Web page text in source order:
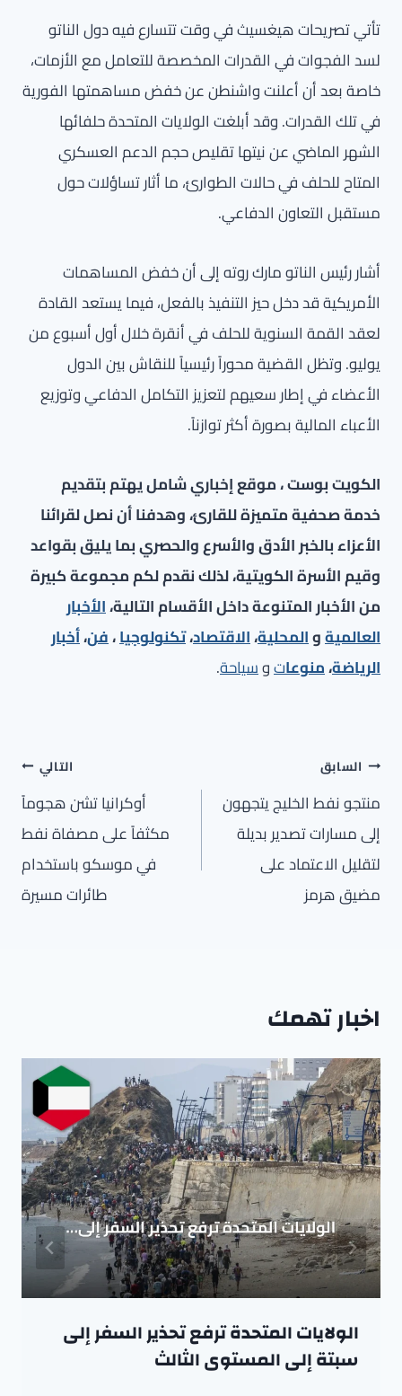
تأتي تصريحات هيغسيث في وقت تتسارع فيه دول الناتو
لسد الفجوات في القدرات المخصصة للتعامل مع الأزمات،
خاصة بعد أن أعلنت واشنطن عن خفض مساهمتها الفورية
في تلك القدرات. وقد أبلغت الولايات المتحدة حلفائها
الشهر الماضي عن نيتها تقليص حجم الدعم العسكري
المتاح للحلف في حالات الطوارئ، ما أثار تساؤلات حول
مستقبل التعاون الدفاعي.
أشار رئيس الناتو مارك روته إلى أن خفض المساهمات
الأمريكية قد دخل حيز التنفيذ بالفعل، فيما يستعد القادة
لعقد القمة السنوية للحلف في أنقرة خلال أول أسبوع من
يوليو. وتظل القضية محوراً رئيسياً للنقاش بين الدول
الأعضاء في إطار سعيهم لتعزيز التكامل الدفاعي وتوزيع
الأعباء المالية بصورة أكثر توازناً.
الكويت بوست ، موقع إخباري شامل يهتم بتقديم
خدمة صحفية متميزة للقارئ، وهدفنا أن نصل لقرائنا
الأعزاء بالخبر الأدق والأسرع والحصري بما يليق بقواعد
وقيم الأسرة الكويتية، لذلك نقدم لكم مجموعة كبيرة
من الأخبار المتنوعة داخل الأقسام التالية،الأخبار
العالميةوالمحلية،الاقتصاد،تكنولوجيا،فن،أخبار
الرياضة،منوعاتوسياحة.
تصفّح
المقالات
السابق
منتجو نفط الخليج يتجهون
إلى مسارات تصدير بديلة
لتقليل الاعتماد على
مضيق هرمز
التالي
أوكرانيا تشن هجوماً
مكثفاً على مصفاة نفط
في موسكو باستخدام
طائرات مسيرة
اخبار تهمك
الولايات المتحدة ترفع تحذير السفر إلى
سبتة إلى المستوى الثالث